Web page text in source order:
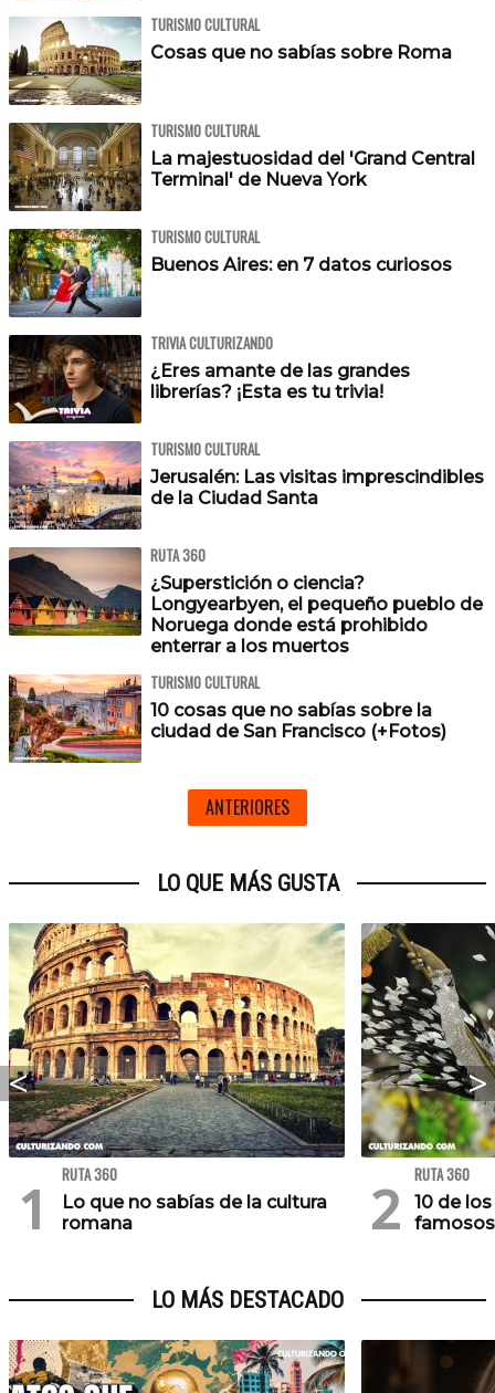
TURISMO CULTURAL
Cosas que no sabías sobre Roma
TURISMO CULTURAL
La majestuosidad del 'Grand Central
Terminal' de Nueva York
TURISMO CULTURAL
Buenos Aires: en 7 datos curiosos
TRIVIA CULTURIZANDO
¿Eres amante de las grandes
librerías? ¡Esta es tu trivia!
TURISMO CULTURAL
Jerusalén: Las visitas imprescindibles
de la Ciudad Santa
RUTA 360
¿Superstición o ciencia?
Longyearbyen, el pequeño pueblo de
Noruega donde está prohibido
enterrar a los muertos
TURISMO CULTURAL
10 cosas que no sabías sobre la
ciudad de San Francisco (+Fotos)
ANTERIORES
LO QUE MÁS GUSTA
RUTA 360
Lo que no sabías de la cultura
romana
RUTA 360
10 de
LO MÁS DESTACADO